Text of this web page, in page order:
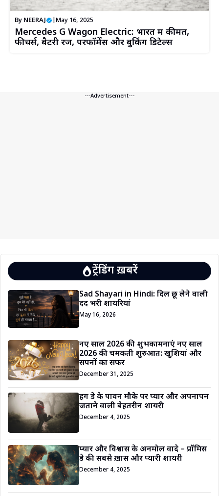
By NEERAJ May 16, 2025
Mercedes G Wagon Electric: भारत में कीमत,
फीचर्स, बैटरी रेंज, परफॉर्मेंस और बुकिंग डिटेल्स
---Advertisement---
ट्रेंडिंग ख़बरें
Sad Shayari in Hindi: दिल छू लेने वाली
दर्द भरी शायरियां
May 16, 2026
नए साल 2026 की शुभकामनाएं नए साल
2026 की चमकती शुरुआत: खुशियां और
सपनों का सफर
December 31, 2025
हग डे के पावन मौके पर प्यार और अपनापन
जताने वाली बेहतरीन शायरी
December 4, 2025
प्यार और विश्वास के अनमोल वादे – प्रॉमिस
डे की सबसे ख़ास और प्यारी शायरी
December 4, 2025